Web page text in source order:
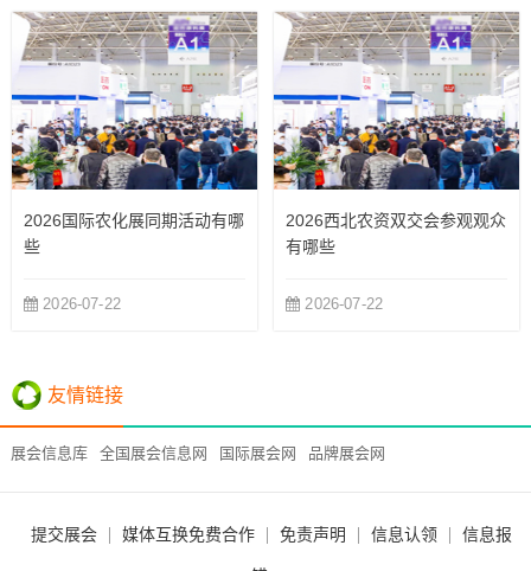
2026国际农化展同期活动有哪
些
2026-07-22
2026西北农资双交会参观观众
有哪些
2026-07-22
友情链接
展会信息库 全国展会信息网 国际展会网 品牌展会网
提交展会 媒体互换免费合作 免责声明 信息认领 信息报